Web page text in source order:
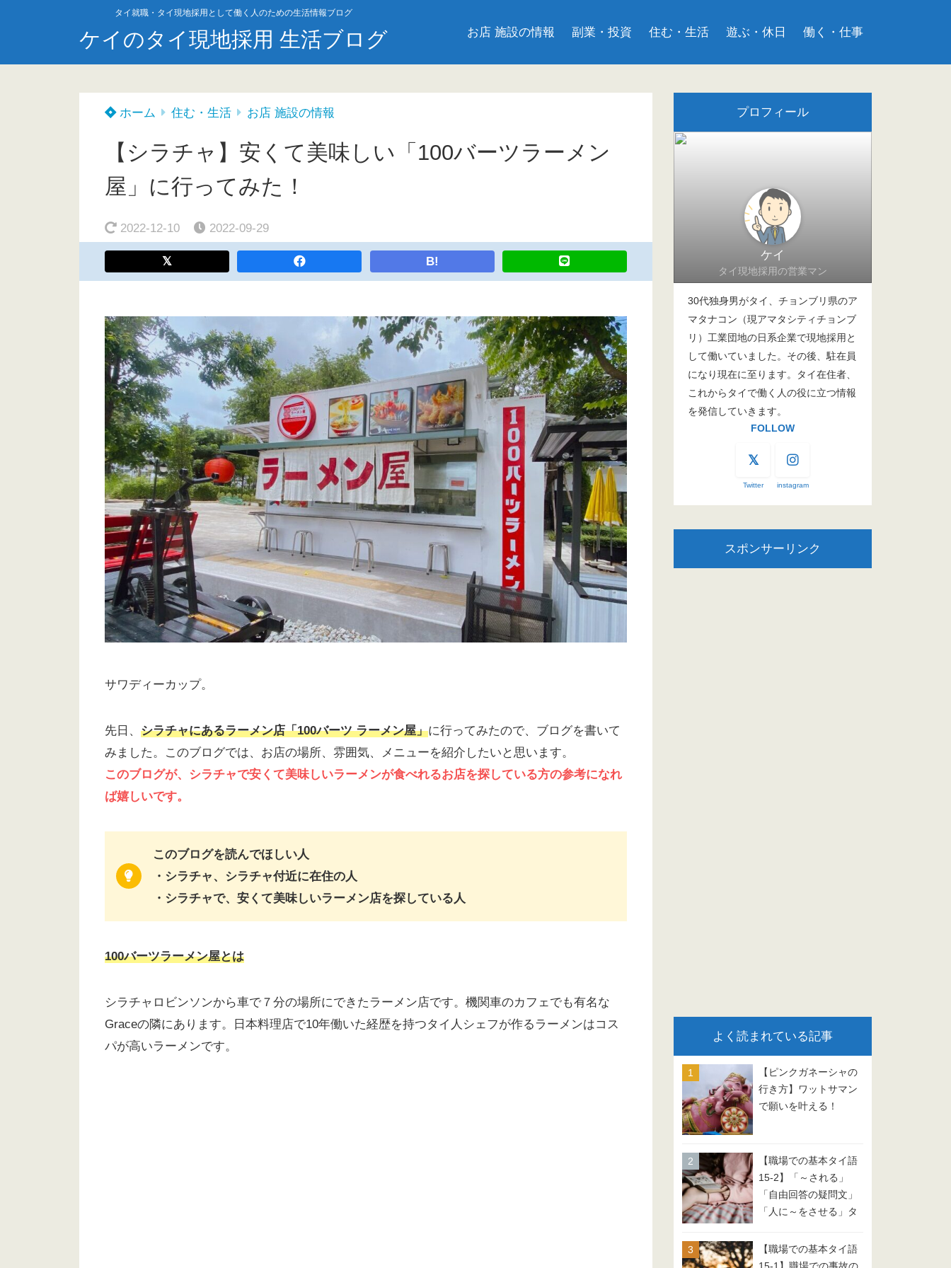
タイ就職・タイ現地採用として働く人のための生活情報ブログ
ケイのタイ現地採用 生活ブログ お店 施設の情報 副業・投資 住む・生活 遊ぶ・休日 働く・仕事
ホーム 住む・生活 お店 施設の情報
【シラチャ】安くて美味しい「100バーツラーメン
屋」に行ってみた！
2022-12-10 2022-09-29
B!
サワディーカップ。
先日、 シラチャにあるラーメン店「100バーツ ラーメン屋」に行ってみたので、ブログを書いて
みました。このブログでは、お店の場所、雰囲気、メニューを紹介したいと思います。
このブログが、シラチャで安くて美味しいラーメンが食べれるお店を探している方の参考になれ
ば嬉しいです。
このブログを読んでほしい人
・シラチャ、シラチャ付近に在住の人
・シラチャで、安くて美味しいラーメン店を探している人
100バーツラーメン屋とは
シラチャロビンソンから車で７分の場所にできたラーメン店です。機関車のカフェでも有名な
Graceの隣にあります。日本料理店で10年働いた経歴を持つタイ人シェフが作るラーメンはコス
パが高いラーメンです。
プロフィール
ケイ
タイ現地採用の営業マン
30代独身男がタイ、チョンブリ県のア
マタナコン（現アマタシティチョンブ
リ）工業団地の日系企業で現地採用と
して働いていました。その後、駐在員
になり現在に至ります。タイ在住者、
これからタイで働く人の役に立つ情報
を発信していきます。
FOLLOW
Twitter instagram
スポンサーリンク
よく読まれている記事
【ピンクガネーシャの
行き方】ワットサマン
で願いを叶える！
【職場での基本タイ語
15-2】「～される」
「自由回答の疑問文」
「人に～をさせる」タ
【職場での基本タイ語